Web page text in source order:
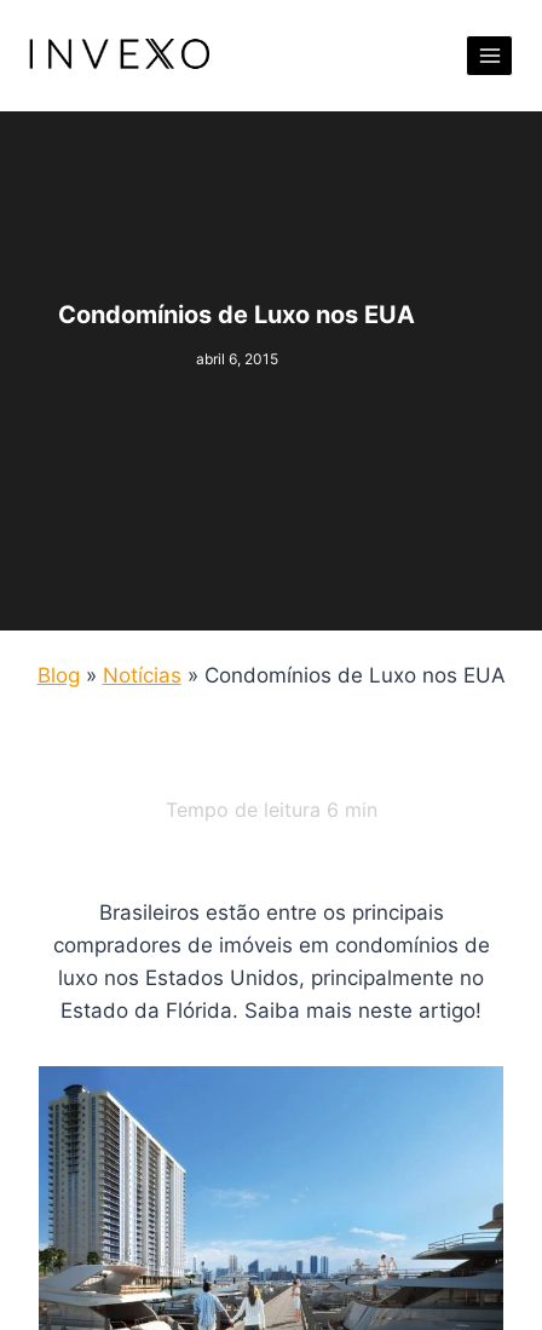
para
Conteúdo
Condomínios de Luxo nos EUA
abril 6, 2015
Blog » Notícias » Condomínios de Luxo nos EUA
Tempo de leitura 6 min
Brasileiros estão entre os principais
compradores de imóveis em condomínios de
luxo nos Estados Unidos, principalmente no
Estado da Flórida. Saiba mais neste artigo!